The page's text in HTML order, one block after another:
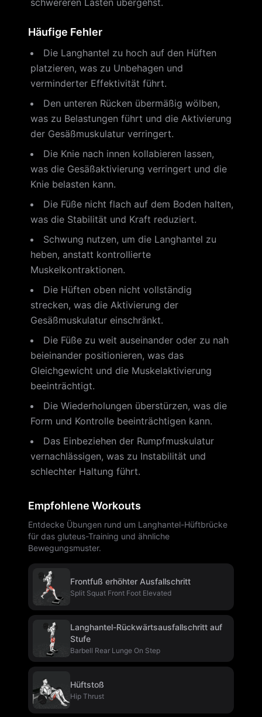
schwereren Lasten übergehst.
Häufige Fehler
Die Langhantel zu hoch auf den Hüften
platzieren, was zu Unbehagen und
verminderter Effektivität führt.
Den unteren Rücken übermäßig wölben,
was zu Belastungen führt und die Aktivierung
der Gesäßmuskulatur verringert.
Die Knie nach innen kollabieren lassen,
was die Gesäßaktivierung verringert und die
Knie belasten kann.
Die Füße nicht flach auf dem Boden halten,
was die Stabilität und Kraft reduziert.
Schwung nutzen, um die Langhantel zu
heben, anstatt kontrollierte
Muskelkontraktionen.
Die Hüften oben nicht vollständig
strecken, was die Aktivierung der
Gesäßmuskulatur einschränkt.
Die Füße zu weit auseinander oder zu nah
beieinander positionieren, was das
Gleichgewicht und die Muskelaktivierung
beeinträchtigt.
Die Wiederholungen überstürzen, was die
Form und Kontrolle beeinträchtigen kann.
Das Einbeziehen der Rumpfmuskulatur
vernachlässigen, was zu Instabilität und
schlechter Haltung führt.
Empfohlene Workouts
Entdecke Übungen rund um Langhantel-Hüftbrücke
für das gluteus-Training und ähnliche
Bewegungsmuster.
Frontfuß erhöhter Ausfallschritt
Split Squat Front Foot Elevated
Langhantel-Rückwärtsausfallschritt auf
Stufe
Barbell Rear Lunge On Step
Hüftstoß
Hip Thrust